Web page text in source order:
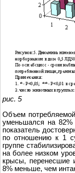
рис. 5
Объем
уменьшался на 82%
показатель
по отношению к 1
группе
на более низком
крысы, перенесшие
8% меньше, чем